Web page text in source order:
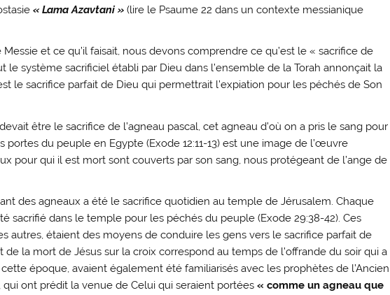
« Lama Azavtani » (lire le Psaume 22 dans un contexte messianique
et ce qu’il faisait, nous devons comprendre ce qu’est le « sacrifice de
le système sacrificiel établi par Dieu dans l’ensemble de la Torah annonçait la
le sacrifice parfait de Dieu qui permettrait l’expiation pour les péchés de Son
être le sacrifice de l’agneau pascal, cet agneau d’où on a pris le sang pour
du peuple en Egypte (Exode 12:11-13) est une image de l’œuvre
pour qui il est mort sont couverts par son sang, nous protégeant de l’ange de
des agneaux a été le sacrifice quotidien au temple de Jérusalem. Chaque
sacrifié dans le temple pour les péchés du peuple (Exode 29:38-42). Ces
autres, étaient des moyens de conduire les gens vers le sacrifice parfait de
de la mort de Jésus sur la croix correspond au temps de l’offrande du soir qui a
époque, avaient également été familiarisés avec les prophètes de l’Ancien
ont prédit la venue de Celui qui seraient portées« comme un agneau que